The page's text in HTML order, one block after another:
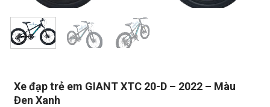
Xe đạp trẻ em GIANT XTC 20-D – 2022 – Màu
Đen Xanh